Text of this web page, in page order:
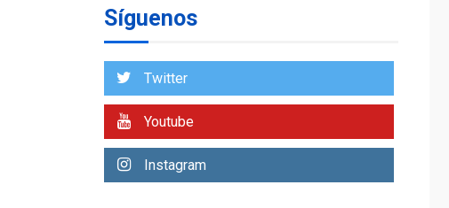
Síguenos
Twitter
Youtube
Instagram